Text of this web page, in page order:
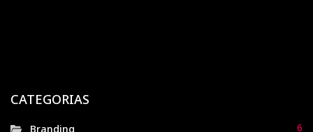
Doc.ind
CATEGORIAS
Branding 6